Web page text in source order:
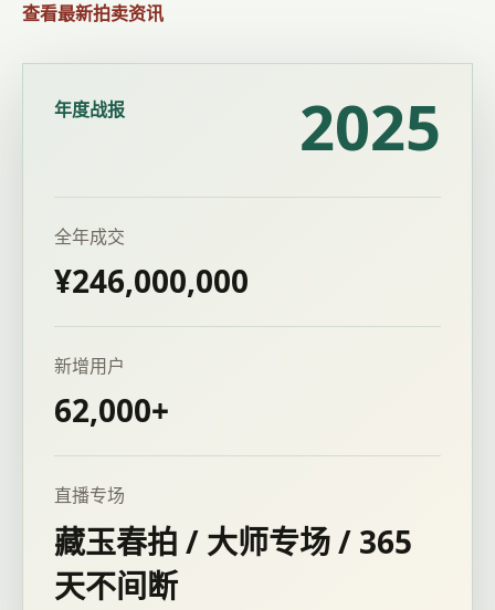
查看最新拍卖资讯
年度战报 2025
全年成交
¥246,000,000
新增用户
62,000+
直播专场
藏玉春拍 / 大师专场 / 365
天不间断